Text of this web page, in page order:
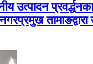
उत्पादन